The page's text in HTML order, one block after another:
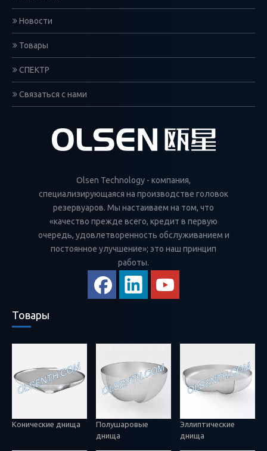
Новости
Товары
СПЕКТР
Связаться с нами
Olsen Technology - компания,
специализирующаяся на производстве головок
резервуаров. Мы настаиваем на том, что
«качество прежде всего, кредит в первую
очередь, удовлетворенность обслуживанием и
постоянное улучшение»; это наш принцип
работы.
Товары
Конические днища
Полушаровые
днища
Эллиптические
днища